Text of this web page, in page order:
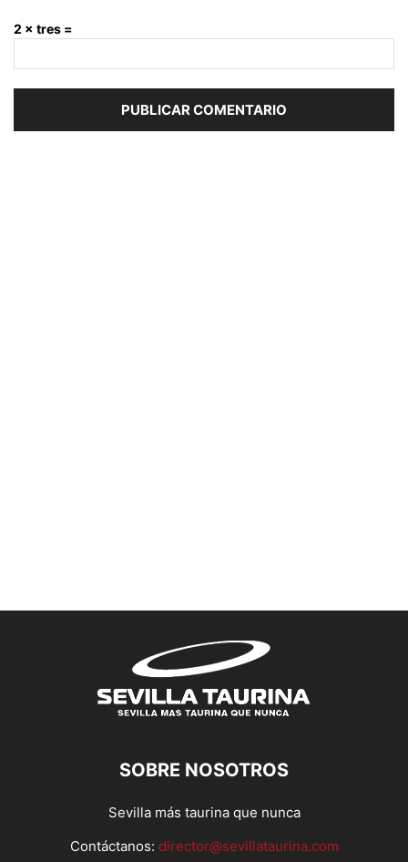
2 × tres =
SOBRE NOSOTROS
Sevilla más taurina que nunca
Contáctanos: director@sevillataurina.com